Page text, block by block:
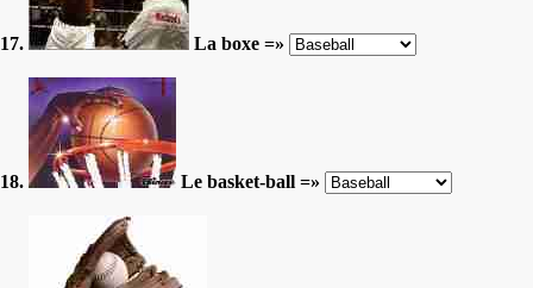
17. La boxe =»
18. Le basket-ball =»